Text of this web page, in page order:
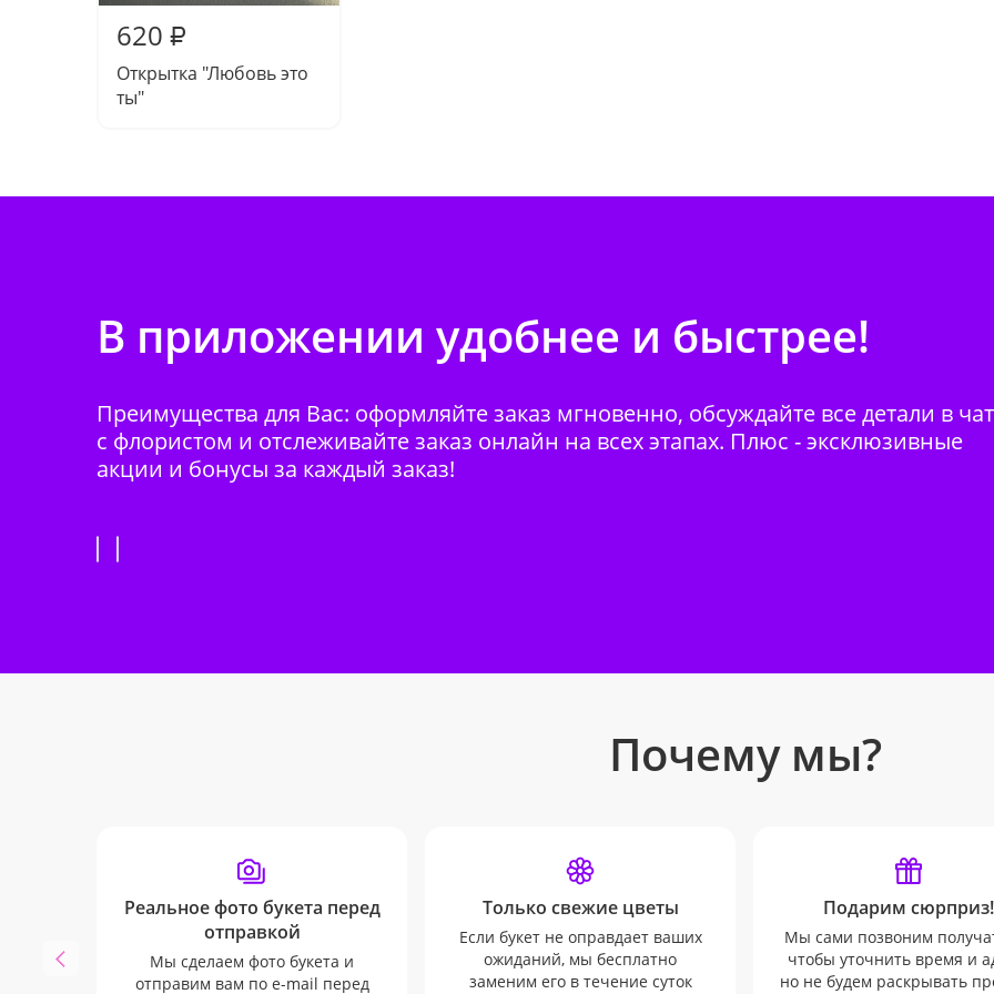
620 ₽
Открытка "Любовь это
ты"
В приложении удобнее и быстрее!
Преимущества для Вас: оформляйте заказ мгновенно, обсуждайте все детали в
с флористом и отслеживайте заказ онлайн на всех этапах. Плюс - эксклюзивные
акции и бонусы за каждый заказ!
Почему мы?
Реальное фото букета перед
отправкой
Мы сделаем фото букета и
отправим вам по e-mail перед
Только свежие цветы
Если букет не оправдает ваших
ожиданий, мы бесплатно
заменим его в течение суток
Подарим сюрприз!
Мы сами позвоним
чтобы уточнить время и
но не будем раскрывать